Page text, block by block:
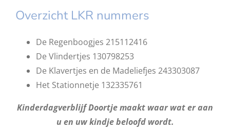
Overzicht LKR nummers
De Regenboogjes 215112416
De Vlindertjes 130798253
De Klavertjes en de Madeliefjes 243303087
Het Stationnetje 132335761
Kinderdagverblijf Doortje maakt waar wat er aan
u en uw kindje beloofd wordt.